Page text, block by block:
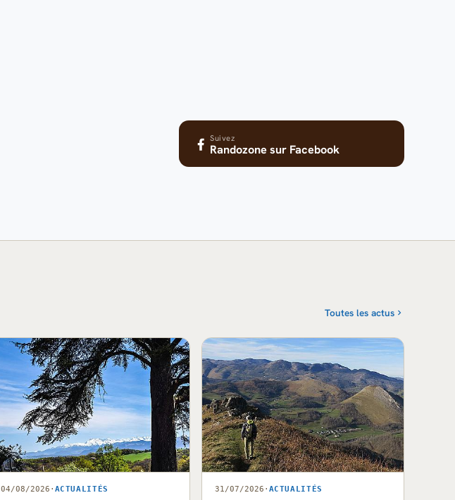
Suivez
Randozonesur Facebook
Toutes les actus
04/08/2026 · ACTUALITÉS 31/07/2026 · ACTUALITÉS